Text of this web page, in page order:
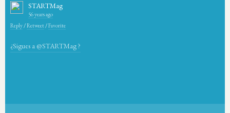
STARTMag
56 years ago
Reply/Retweet/Favorite
¿Sigues a @STARTMag ?